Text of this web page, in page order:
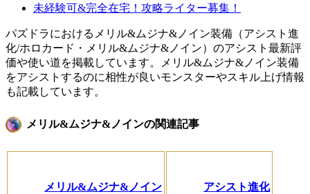
未経験可&完全在宅！攻略ライター募集！
パズドラにおけるメリル&ムジナ&ノイン装備（アシスト進
化/ホロカード・メリル&ムジナ&ノイン）のアシスト最新評
価や使い道を掲載しています。メリル&ムジナ&ノイン装備
をアシストするのに相性が良いモンスターやスキル上げ情報
も記載しています。
メリル&ムジナ&ノインの関連記事
メリル&ムジナ&ノイン
アシスト進化